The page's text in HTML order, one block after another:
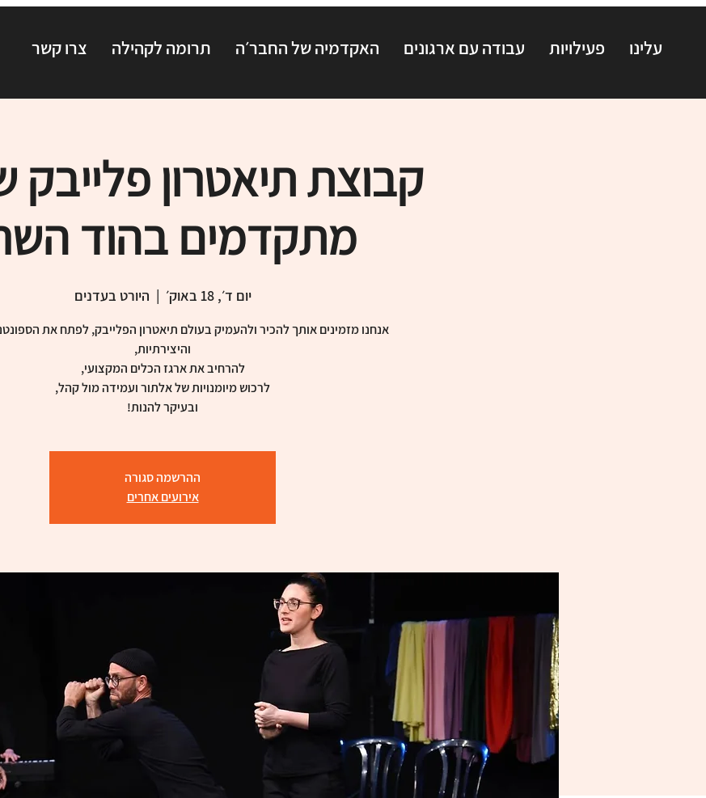
צרו קשר תרומה לקהילה האקדמיה של החבר׳ה עבודה עם ארגונים פעילויות עלינו
קבוצת תיאטרון פלייבק
מתקדמים בהוד
יום ד׳, 18 באוק׳
  |
היורט בעדנים
אנחנו מזמינים אותך להכיר ולהעמיק בעולם תיאטרון הפלייבק, לפתח את
ובעיקר להנות!
ההרשמה סגורה
אירועים אחרים